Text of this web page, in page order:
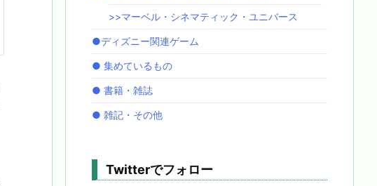
>>マーベル・シネマティック・ユニバース
●ディズニー関連ゲーム
● 集めているもの
● 書籍・雑誌
● 雑記・その他
Twitterでフォロー